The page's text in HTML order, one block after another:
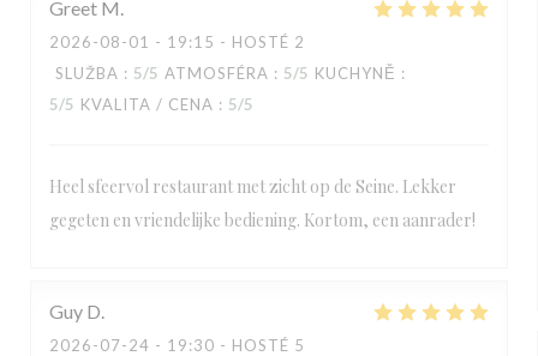
Greet M
2026-08-01 - 19:15 - HOSTÉ 2
SLUŽBA : 5/5 ATMOSFÉRA : 5/5 KUCHYNĚ :
5/5 KVALITA / CENA : 5/5
Heel sfeervol restaurant met zicht op de Seine. Lekker
gegeten en vriendelijke bediening. Kortom, een aanrader!
Guy D
2026-07-24 - 19:30 - HOSTÉ 5